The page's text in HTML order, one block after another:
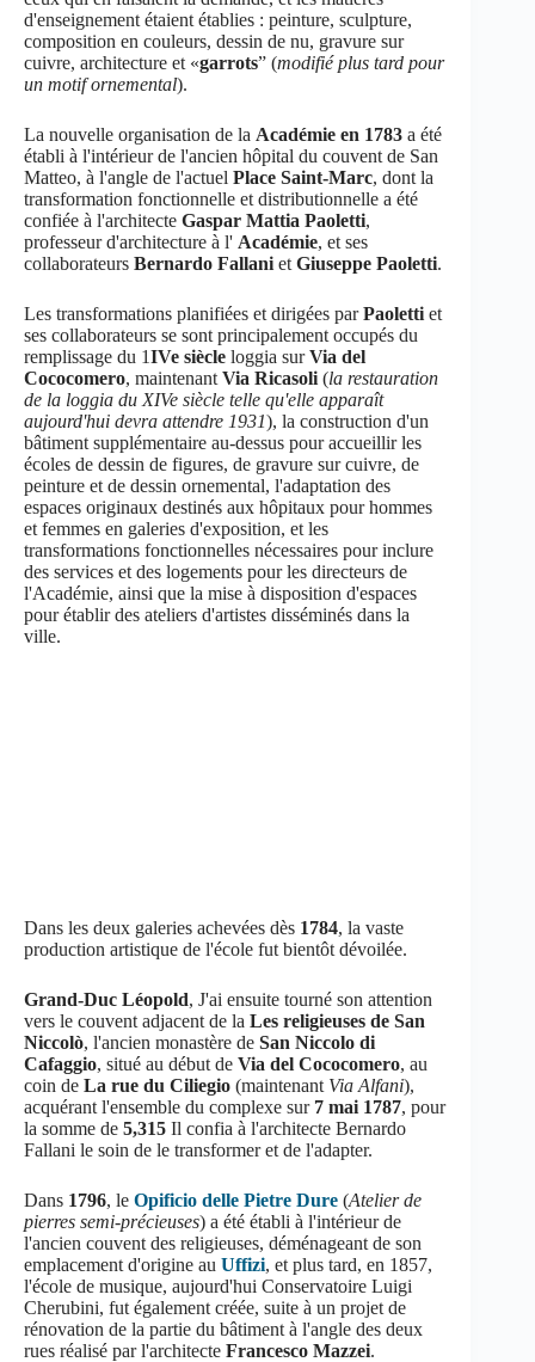
d'enseignement étaient établies : peinture, sculpture,
composition en couleurs, dessin de nu, gravure sur
cuivre, architecture et «garrots” (modifié plus tard pour
un motif ornemental).
La nouvelle organisation de la Académie en 1783 a été
établi à l'intérieur de l'ancien hôpital du couvent de San
Matteo, à l'angle de l'actuel Place Saint-Marc, dont la
transformation fonctionnelle et distributionnelle a été
confiée à l'architecte Gaspar Mattia Paoletti,
professeur d'architecture à l' Académie, et ses
collaborateurs Bernardo Fallani et Giuseppe Paoletti.
Les transformations planifiées et dirigées parPaoletti et
ses collaborateurs se sont principalement occupés du
remplissage du 1IVe siècle loggia surVia del
Cococomero, maintenant Via Ricasoli (la restauration
de la loggia du XIVe siècle telle qu'elle apparaît
aujourd'hui devra attendre 1931), la construction d'un
bâtiment supplémentaire au-dessus pour accueillir les
écoles de dessin de figures, de gravure sur cuivre, de
peinture et de dessin ornemental, l'adaptation des
espaces originaux destinés aux hôpitaux pour hommes
et femmes en galeries d'exposition, et les
transformations fonctionnelles nécessaires pour inclure
des services et des logements pour les directeurs de
l'Académie, ainsi que la mise à disposition d'espaces
pour établir des ateliers d'artistes disséminés dans la
ville.
Dans les deux galeries achevées dès 1784, la vaste
production artistique de l'école fut bientôt dévoilée.
Grand-Duc Léopold, J'ai ensuite tourné son attention
vers le couvent adjacent de la Les religieuses de San
Niccolò, l'ancien monastère de San Niccolo di
Cafaggio, situé au début de Via del Cococomero, au
coin de La rue du Ciliegio (maintenant Via Alfani),
acquérant l'ensemble du complexe sur 7 mai 1787, pour
la somme de 5,315 Il confia à l'architecte Bernardo
Fallani le soin de le transformer et de l'adapter.
Dans 1796, le Opificio delle Pietre Dure (Atelier de
pierres semi-précieuses) a été établi à l'intérieur de
l'ancien couvent des religieuses, déménageant de son
emplacement d'origine au Uffizi, et plus tard, en 1857,
l'école de musique, aujourd'hui Conservatoire Luigi
Cherubini, fut également créée, suite à un projet de
rénovation de la partie du bâtiment à l'angle des deux
rues réalisé par l'architecte Francesco Mazzei.